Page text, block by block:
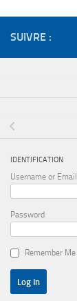
SUIVRE :
IDENTIFICATION
Username or Email
Password
Remember Me